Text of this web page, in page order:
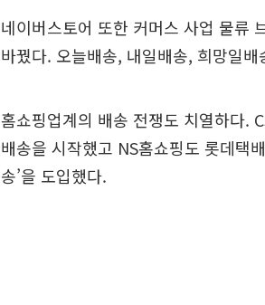
네이버스토어 또한 커머스 사업 물류
바꿨다. 오늘배송, 내일배송, 희망일
홈쇼핑업계의 배송 전쟁도 치열하다.
배송을 시작했고 NS홈쇼핑도 롯데택
송’을 도입했다.